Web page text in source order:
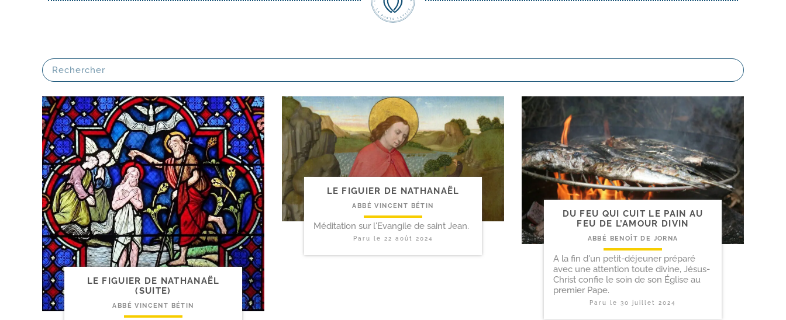
LE FIGUIER DE NATHANAËL
(SUITE)
ABBÉ VINCENT BÉTIN
LE FIGUIER DE NATHANAËL
ABBÉ VINCENT BÉTIN
Méditation sur l'Evangile de saint Jean.
Paru le 22 août 2024
DU FEU QUI CUIT LE PAIN AU
FEU DE L’AMOUR DIVIN
ABBÉ BENOÎT DE JORNA
A la fin d'un petit-déjeuner préparé
avec une attention toute divine, Jésus-
Christ confie le soin de son Église au
premier Pape.
Paru le 30 juillet 2024